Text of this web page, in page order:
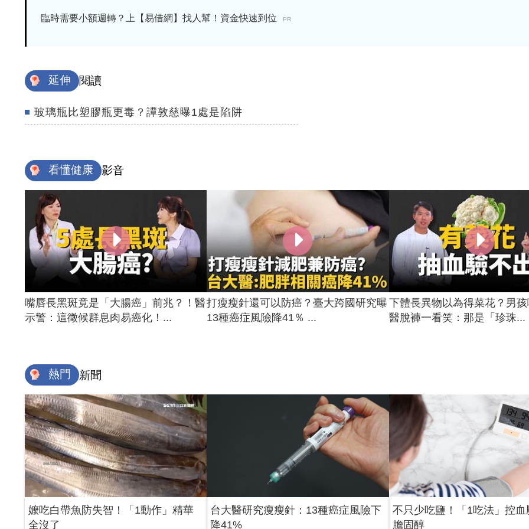
臨時需要小額週轉？上【易借網】找人幫！資金快速到位 PR
延伸 閱讀
玻璃瓶比塑膠瓶更毒？譚敦慈曝1處是陷阱
看懂健康 影音
嘴唇長黑斑竟是「大腸癌」前兆？！醫
示警：這徵候群息肉易癌化！...
打瘦瘦針還可以防癌？臺大跨國研究曝
13種癌症風險降41％ ...
下體長異物以為得菜花？男
醫脫褲一看笑：那是「珍珠...
熱門 新聞
嬤吃白帶魚防失智！「1動作」精華
全沒了
台大醫研究瘦瘦針：13種癌症風險下
降41%
不只少吃鹽！「1吃法」控血
膽固醇